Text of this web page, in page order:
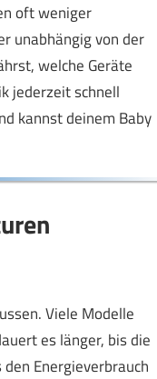
oft weniger
unabhängig von der
welche Geräte
jederzeit schnell
kannst deinem Baby
Viele Modelle
es länger, bis die
Energieverbrauch